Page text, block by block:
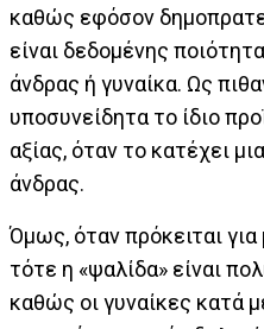
καθώς εφόσον
είναι δεδομένης
άνδρας ή γυναίκα. Ως
υποσυνείδητα το ίδιο
αξίας, όταν το κατέχει
άνδρας.
Όμως, όταν πρόκειται
τότε η «ψαλίδα» είναι
καθώς οι γυναίκες κατά